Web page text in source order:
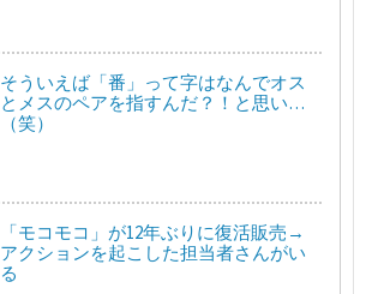
そういえば「番」って字はなんでオス
とメスのペアを指すんだ？！と思い…
（笑）
「モコモコ」が12年ぶりに復活販売→
アクションを起こした担当者さんがい
る